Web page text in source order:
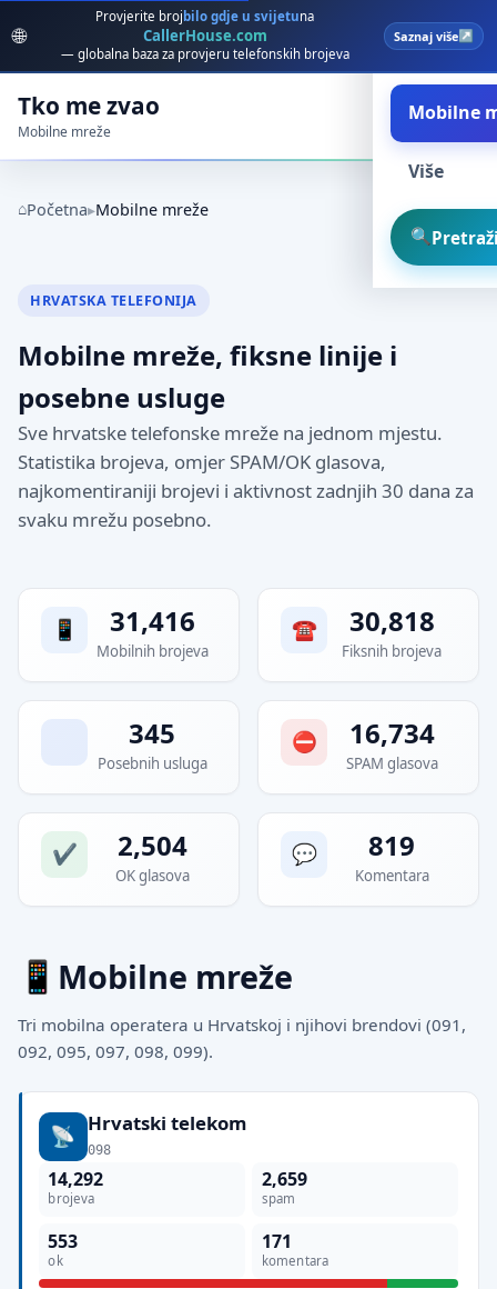
🌐
Provjerite broj bilo gdje u svijetuna
CallerHouse.com
— globalna baza za provjeru telefonskih brojeva
Saznaj više
Tko me zvao
Mobilne mreže
Spam
Mobilne
Više
Početna Mobilne mreže
HRVATSKA TELEFONIJA
Mobilne mreže, fiksne linije i
posebne usluge
Sve hrvatske telefonske mreže na jednom mjestu.
Statistika brojeva, omjer SPAM/OK glasova,
najkomentiraniji brojevi i aktivnost zadnjih 30 dana za
svaku mrežu posebno.
Agregirane statistike
31,416
Mobilnih brojeva
30,818
Fiksnih brojeva
345
Posebnih usluga
16,734
SPAM glasova
2,504
OK glasova
819
Komentara
Mobilne mreže
Tri mobilna operatera u Hrvatskoj i njihovi brendovi (091,
092, 095, 097, 098, 099).
Hrvatski telekom
098
14,292
brojeva
2,659
spam
553
ok
171
komentara